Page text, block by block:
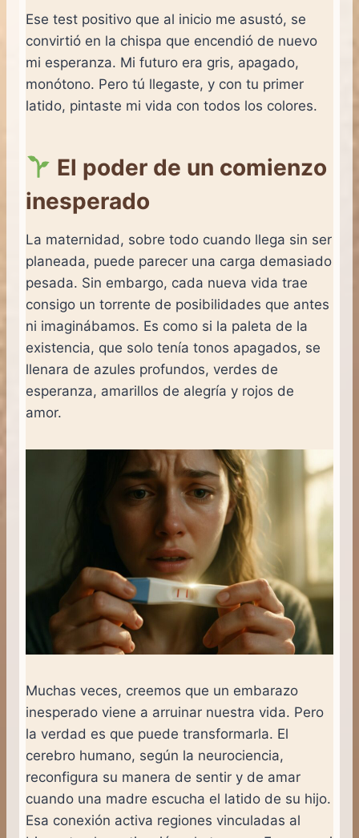
Ese test positivo que al inicio me asustó, se
convirtió en la chispa que encendió de nuevo
mi esperanza. Mi futuro era gris, apagado,
monótono. Pero tú llegaste, y con tu primer
latido, pintaste mi vida con todos los colores.
El poder de un comienzo
inesperado
La maternidad, sobre todo cuando llega sin ser
planeada, puede parecer una carga demasiado
pesada. Sin embargo, cada nueva vida trae
consigo un torrente de posibilidades que antes
ni imaginábamos. Es como si la paleta de la
existencia, que solo tenía tonos apagados, se
llenara de azules profundos, verdes de
esperanza, amarillos de alegría y rojos de
amor.
Muchas veces, creemos que un embarazo
inesperado viene a arruinar nuestra vida. Pero
la verdad es que puede transformarla. El
cerebro humano, según la neurociencia,
reconfigura su manera de sentir y de amar
cuando una madre escucha el latido de su hijo.
Esa conexión activa regiones vinculadas al